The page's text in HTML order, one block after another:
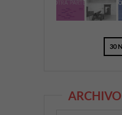
30
ARCHIVO